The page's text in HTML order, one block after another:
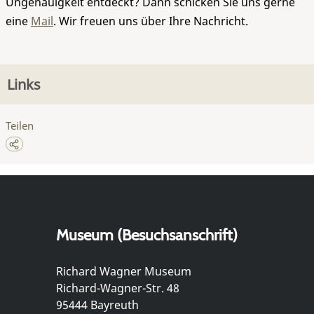
eine Mail. Wir freuen uns über Ihre Nachricht.
Links
Teilen
Museum (Besuchsanschrift)
Richard Wagner Museum
Richard-Wagner-Str. 48
95444 Bayreuth